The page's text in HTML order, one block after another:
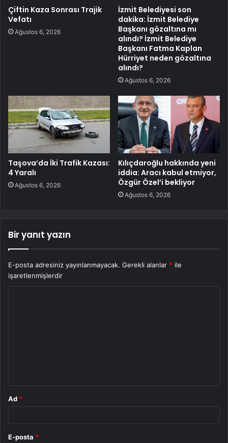
Çiftin Kaza Sonrası Trajik
Vefatı
Ağustos 6, 2026
İzmit Belediyesi son
dakika: İzmit Belediye
Başkanı gözaltına mı
alındı? İzmit Belediye
Başkanı Fatma Kaplan
Hürriyet neden gözaltına
alındı?
Ağustos 6, 2026
Taşova’da İki Trafik Kazası:
4 Yaralı
Ağustos 6, 2026
Kılıçdaroğlu hakkında yeni
iddia: Aracı kabul etmiyor,
Özgür Özel’i bekliyor
Ağustos 6, 2026
Bir yanıt yazın
E-posta adresiniz yayınlanmayacak. Gerekli alanlar * ile
işaretlenmişlerdir
Ad *
E-posta *